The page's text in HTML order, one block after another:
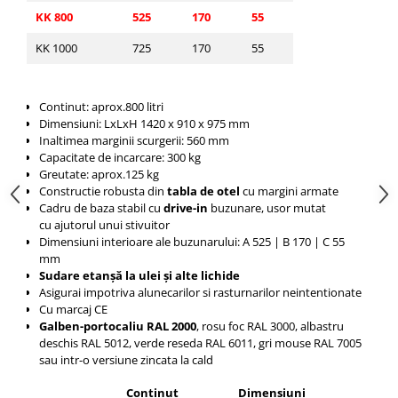
KK 800
525 170
55
KK 1000
725 170 55
Continut: aprox.800 litri
Dimensiuni: LxLxH 1420 x 910 x 975 mm
Inaltimea marginii scurgerii: 560 mm
Capacitate de incarcare: 300 kg
Greutate: aprox.125 kg
Constructie robusta din tabla de otel cu margini armate
Cadru de baza stabil cu drive-in buzunare, usor mutat
cu ajutorul unui stivuitor
Dimensiuni interioare ale buzunarului: A 525 | B 170 | C 55
mm
Sudare etanșă la ulei și alte lichide
Asigurai impotriva alunecarilor si rasturnarilor neintentionate
Cu marcaj CE
Galben-portocaliu RAL 2000, rosu foc RAL 3000, albastru
deschis RAL 5012, verde reseda RAL 6011, gri mouse RAL 7005
sau intr-o versiune zincata la cald
Continut Dimensiuni